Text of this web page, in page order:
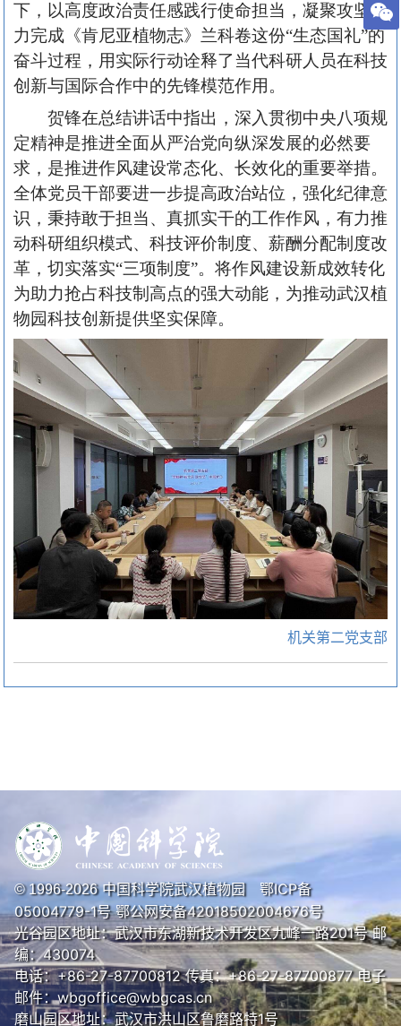
下，以高度政治责任感践行使命担当，凝聚攻坚合
力完成《肯尼亚植物志》兰科卷这份“生态国礼”的
奋斗过程，用实际行动诠释了当代科研人员在科技
创新与国际合作中的先锋模范作用。
贺锋在总结讲话中指出，深入贯彻中央八项规
定精神是推进全面从严治党向纵深发展的必然要
求，是推进作风建设常态化、长效化的重要举措。
全体党员干部要进一步提高政治站位，强化纪律意
识，秉持敢于担当、真抓实干的工作作风，有力推
动科研组织模式、科技评价制度、薪酬分配制度改
革，切实落实“三项制度”。将作风建设新成效转化
为助力抢占科技制高点的强大动能，为推动武汉植
物园科技创新提供坚实保障。
机关第二党支部
© 1996-2026中国科学院武汉植物园 鄂ICP备
05004779-1号鄂公网安备42018502004676号
光谷园区地址：武汉市东湖新技术开发区九峰一路201号 邮
编：430074
电话：+86-27-87700812 传真：+86-27-87700877 电子
邮件：wbgoffice@wbgcas.cn
磨山园区地址：武汉市洪山区鲁磨路特1号